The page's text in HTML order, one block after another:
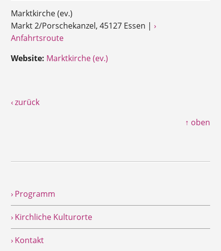
Marktkirche (ev.)
Markt 2/Porschekanzel, 45127 Essen |›
Anfahrtsroute
Website: Marktkirche (ev.)
‹ zurück
↑ oben
› Programm
› Kirchliche Kulturorte
› Kontakt